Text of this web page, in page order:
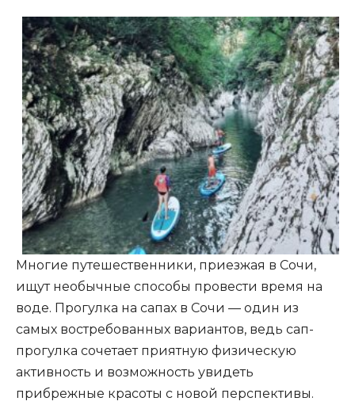
Многие путешественники, приезжая в Сочи,
ищут необычные способы провести время на
воде. Прогулка на сапах в Сочи — один из
самых востребованных вариантов, ведь сап-
прогулка сочетает приятную физическую
активность и возможность увидеть
прибрежные красоты с новой перспективы.